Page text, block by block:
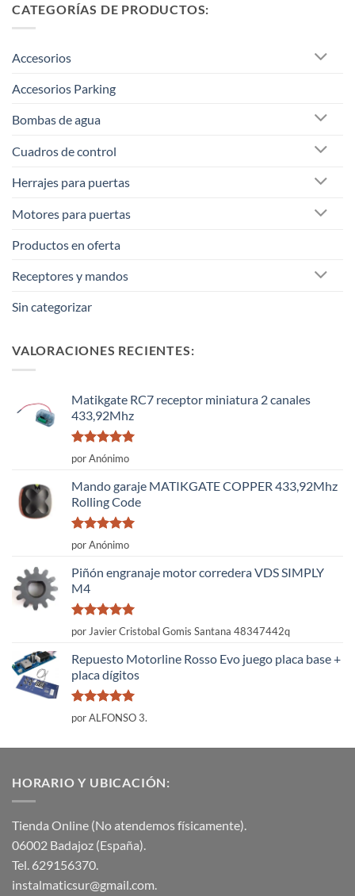
CATEGORÍAS DE PRODUCTOS:
Accesorios
Accesorios Parking
Bombas de agua
Cuadros de control
Herrajes para puertas
Motores para puertas
Productos en oferta
Receptores y mandos
Sin categorizar
VALORACIONES RECIENTES:
Matikgate RC7 receptor miniatura 2 canales
433,92Mhz
Valorado
con
por Anónimo
Mando garaje MATIKGATE COPPER 433,92Mhz
Rolling Code
Valorado
con
por Anónimo
Piñón engranaje motor corredera VDS SIMPLY
M4
Valorado
con
por Javier Cristobal Gomis Santana 48347442q
Repuesto Motorline Rosso Evo juego placa base +
placa dígitos
Valorado
con
por ALFONSO 3.
HORARIO Y UBICACIÓN:
Tienda Online (No atendemos físicamente).
06002 Badajoz (España).
Tel. 629156370.
instalmaticsur@gmail.com.